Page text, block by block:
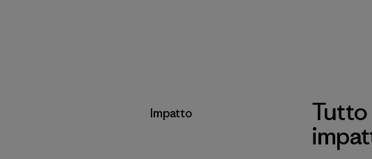
Impatto
Tutto